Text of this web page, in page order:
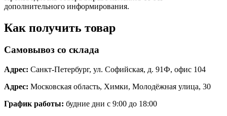
дополнительного информирования.
Как получить товар
Самовывоз со склада
Адрес: Санкт-Петербург, ул. Софийская, д. 91Ф, офис 104
Адрес: Московская область, Химки, Молодёжная улица, 30
График работы: будние дни с 9:00 до 18:00